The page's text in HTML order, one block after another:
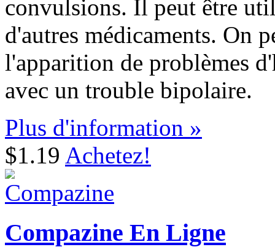
convulsions. Il peut être
d'autres médicaments. On
l'apparition de problèmes
avec un trouble bipolaire.
Plus d'information »
$1.19 Achetez!
Compazine En Ligne